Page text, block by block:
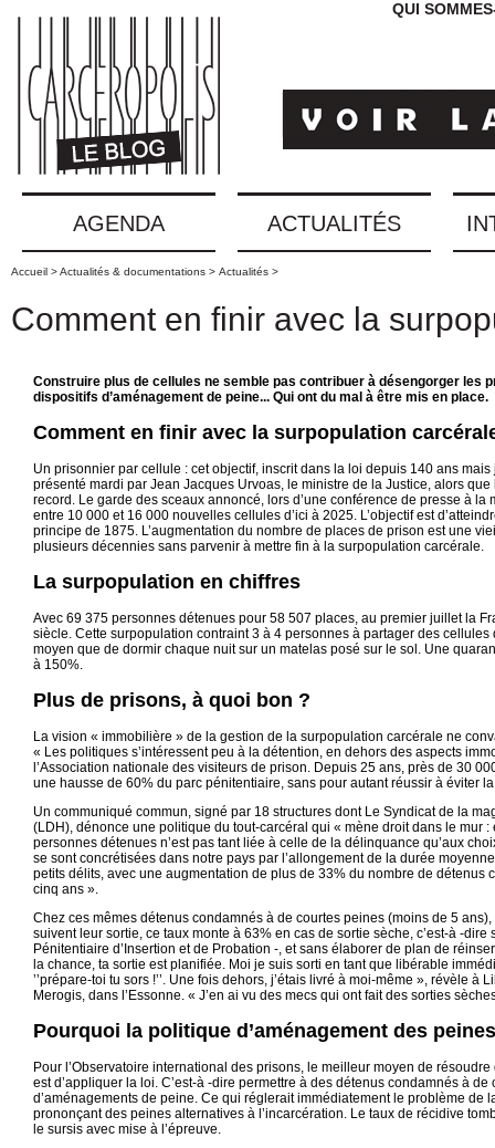
QUI
AGENDA ACTUALITÉS
Accueil >Actualités & documentations > Actualités >
Comment en finir avec la
Construire plus de cellules ne semble pas contribuer à désengorger les
dispositifs d’aménagement de peine... Qui ont du mal à être mis en place.
Comment en finir avec la surpopulation
Un prisonnier par cellule : cet objectif, inscrit dans la loi depuis 140 ans
présenté mardi par Jean Jacques Urvoas, le ministre de la Justice, alors
record. Le garde des sceaux annoncé, lors d’une conférence de presse à
entre 10 000 et 16 000 nouvelles cellules d’ici à 2025. L’objectif est
principe de 1875. L’augmentation du nombre de places de prison est une
plusieurs décennies sans parvenir à mettre fin à la surpopulation carcérale.
La surpopulation en chiffres
Avec 69 375 personnes détenues pour 58 507 places, au premier juillet la
siècle. Cette surpopulation contraint 3 à 4 personnes à partager des cellules
moyen que de dormir chaque nuit sur un matelas posé sur le sol. Une
à 150%.
Plus de prisons, à quoi bon ?
La vision « immobilière » de la gestion de la surpopulation carcérale ne
« Les politiques s’intéressent peu à la détention, en dehors des aspects
l’Association nationale des visiteurs de prison. Depuis 25 ans, près de 30
une hausse de 60% du parc pénitentiaire, sans pour autant réussir à éviter
Un communiqué commun, signé par 18 structures dont Le Syndicat de la
(LDH), dénonce une politique du tout-carcéral qui « mène droit dans le mur
personnes détenues n’est pas tant liée à celle de la délinquance qu’aux
se sont concrétisées dans notre pays par l’allongement de la durée
petits délits, avec une augmentation de plus de 33% du nombre de détenus
cinq ans ».
Chez ces mêmes détenus condamnés à de courtes peines (moins de 5
suivent leur sortie, ce taux monte à 63% en cas de sortie sèche, c’est-à -
Pénitentiaire d’Insertion et de Probation -, et sans élaborer de plan de
la chance, ta sortie est planifiée. Moi je suis sorti en tant que libérable
’’prépare-toi tu sors !’’. Une fois dehors, j’étais livré à moi-même », révèle
Merogis, dans l’Essonne. « J’en ai vu des mecs qui ont fait des sorties
Pourquoi la politique d’aménagement des
Pour l’Observatoire international des prisons, le meilleur moyen de
est d’appliquer la loi. C’est-à -dire permettre à des détenus condamnés à
d’aménagements de peine. Ce qui réglerait immédiatement le problème
prononçant des peines alternatives à l’incarcération. Le taux de récidive
le sursis avec mise à l’épreuve.